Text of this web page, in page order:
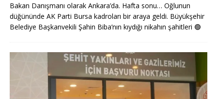
Bakan Danışmanı olarak Ankara’da. Hafta sonu… Oğlunun
düğününde AK Parti Bursa kadroları bir araya geldi. Büyükşehir
Belediye Başkanvekili Şahin Biba’nın kıydığı nikahın şahitleri 🟢